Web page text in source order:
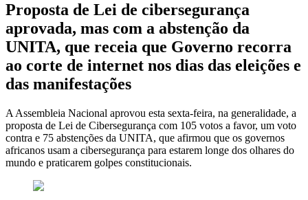
Proposta de Lei de cibersegurança
aprovada, mas com a abstenção da
UNITA, que receia que Governo recorra
ao corte de internet nos dias das eleições e
das manifestações
A Assembleia Nacional aprovou esta sexta-feira, na generalidade, a
proposta de Lei de Cibersegurança com 105 votos a favor, um voto
contra e 75 abstenções da UNITA, que afirmou que os governos
africanos usam a cibersegurança para estarem longe dos olhares do
mundo e praticarem golpes constitucionais.